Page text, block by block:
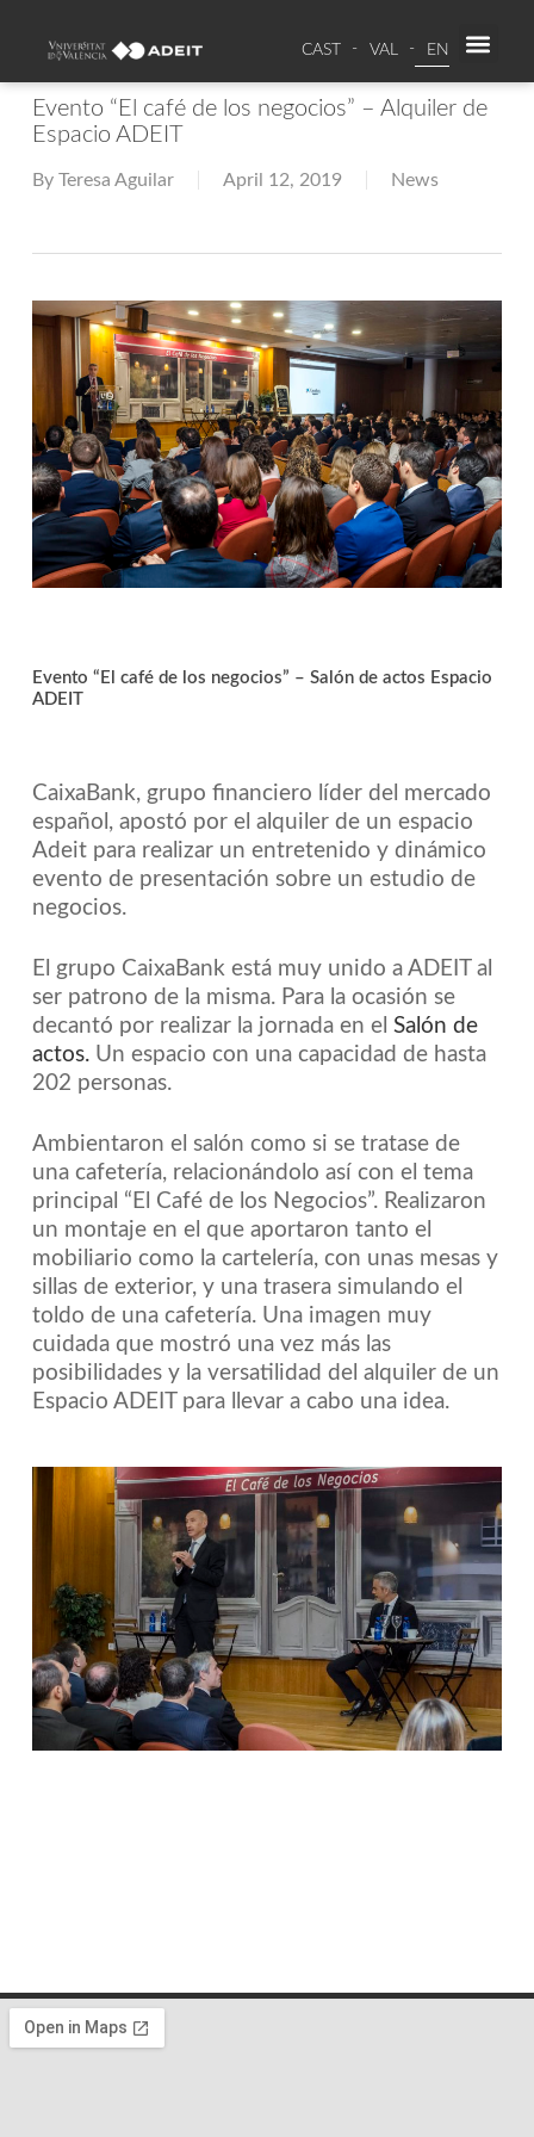
CAST VAL EN
Evento “El café de los negocios” – Alquiler de
Espacio ADEIT
By Teresa Aguilar April 12, 2019 News
Evento “El café de los negocios” – Salón de actos Espacio
ADEIT
CaixaBank, grupo financiero líder del mercado
español, apostó por el alquiler de un espacio
Adeit para realizar un entretenido y dinámico
evento de presentación sobre un estudio de
negocios.
El grupo CaixaBank está muy unido a ADEIT al
ser patrono de la misma. Para la ocasión se
decantó por realizar la jornada en el Salón de
actos.Un espacio con una capacidad de hasta
202 personas.
Ambientaron el salón como si se tratase de
una cafetería, relacionándolo así con el tema
principal “El Café de los Negocios”. Realizaron
un montaje en el que aportaron tanto el
mobiliario como la cartelería, con unas mesas y
sillas de exterior, y una trasera simulando el
toldo de una cafetería. Una imagen muy
cuidada que mostró una vez más las
posibilidades y la versatilidad del alquiler de un
Espacio ADEIT para llevar a cabo una idea.